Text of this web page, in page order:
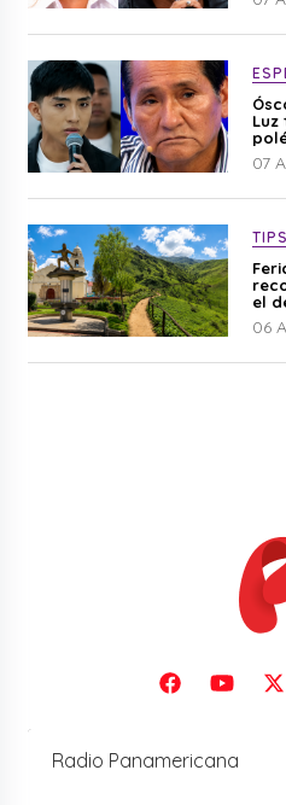
07
el
06
Radio Panamericana